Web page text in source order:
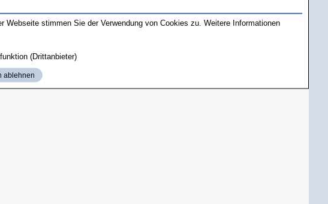
stimmen Sie der Verwendung von Cookies zu. Weitere Informationen
(Drittanbieter)
ablehnen